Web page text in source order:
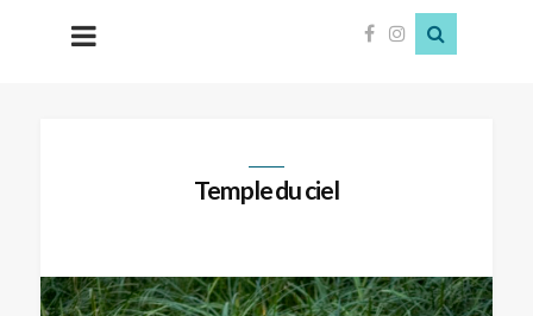
Temple du ciel